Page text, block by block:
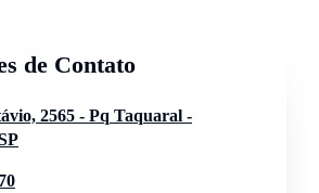
de Contato
2565 - Pq Taquaral -